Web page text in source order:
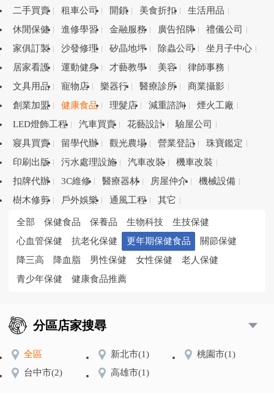
二手買賣
租車公司 開鎖 美食折扣
生活用品
休閒保健
進修學習 金融服務 廣告招牌
禮儀公司
家俱訂製
沙發修理 矽晶地坪 除蟲公司
坐月子中心
居家看護
運動健身 才藝教學 美容
律師事務
文具用品
寵物店 樂器行 醫療診所
商業攝影
創業加盟
健康食品 理髮店 減重諮詢
煙火工廠
LED燈飾工程
汽車買賣 花藝設計
驗屋公司
寢具買賣
留學代辦 觀光農場 營業登記
珠寶鑑定
印刷出版
污水處理設施 汽車改裝
機車改裝
扣牌代辦
3C維修 醫療器材 房屋仲介
機械設備
樹木修剪
戶外娛樂 通風工程 其它
全部 保健食品 保養品 生物科技
生技保健
心血管保健
抗老化保健 更年期保健食品
關節保健
降三高
降血脂 男性保健 女性保健
老人保健
青少年保健
健康食品推薦
分區店家搜尋
全區 新北市(1) 桃園市(1)
台中市(2) 高雄市(1)